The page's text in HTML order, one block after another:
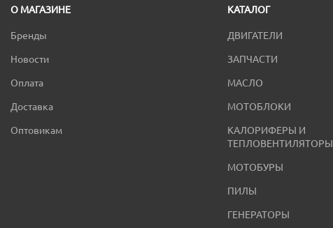
О МАГАЗИНЕ
Бренды
Новости
Оплата
Доставка
Оптовикам
КАТАЛОГ
ДВИГАТЕЛИ
ЗАПЧАСТИ
МАСЛО
МОТОБЛОКИ
КАЛОРИФЕРЫ И
ТЕПЛОВЕНТИЛЯТОРЫ
МОТОБУРЫ
ПИЛЫ
ГЕНЕРАТОРЫ